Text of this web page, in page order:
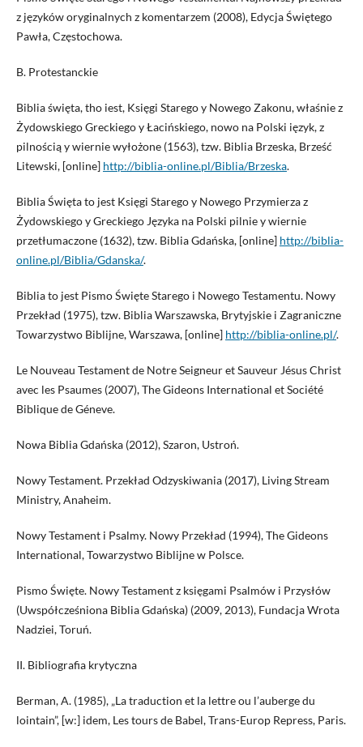
z języków oryginalnych z komentarzem (2008), Edycja Świętego
Pawła, Częstochowa.
B. Protestanckie
Biblia święta, tho iest, Księgi Starego y Nowego Zakonu, właśnie z
Żydowskiego Greckiego y Łacińskiego, nowo na Polski ięzyk, z
pilnością y wiernie wyłożone (1563), tzw. Biblia Brzeska, Brześć
Litewski, [online] http://biblia-online.pl/Biblia/Brzeska.
Biblia Święta to jest Księgi Starego y Nowego Przymierza z
Żydowskiego y Greckiego Języka na Polski pilnie y wiernie
przetłumaczone (1632), tzw. Biblia Gdańska, [online] http://biblia-
online.pl/Biblia/Gdanska/.
Biblia to jest Pismo Święte Starego i Nowego Testamentu. Nowy
Przekład (1975), tzw. Biblia Warszawska, Brytyjskie i Zagraniczne
Towarzystwo Biblijne, Warszawa, [online] http://biblia-online.pl/.
Le Nouveau Testament de Notre Seigneur et Sauveur Jésus Christ
avec les Psaumes (2007), The Gideons International et Société
Biblique de Géneve.
Nowa Biblia Gdańska (2012), Szaron, Ustroń.
Nowy Testament. Przekład Odzyskiwania (2017), Living Stream
Ministry, Anaheim.
Nowy Testament i Psalmy. Nowy Przekład (1994), The Gideons
International, Towarzystwo Biblijne w Polsce.
Pismo Święte. Nowy Testament z księgami Psalmów i Przysłów
(Uwspółcześniona Biblia Gdańska) (2009, 2013), Fundacja Wrota
Nadziei, Toruń.
II. Bibliografia krytyczna
Berman, A. (1985), „La traduction et la lettre ou l’auberge du
lointain”, [w:] idem, Les tours de Babel, Trans-Europ Repress, Paris.